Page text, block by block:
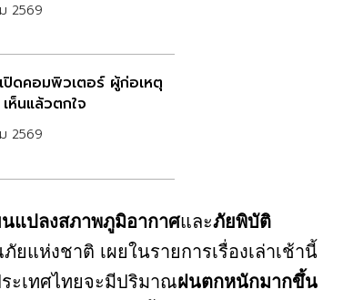
2569
ปิดคอมพิวเตอร์ ผู้ก่อเหตุ
ห็นแล้วตกใจ
2569
แปลงสภาพภูมิอากาศและภัยพิบัติ
แห่งชาติ เผยในรายการเรื่องเล่าเช้านี้
ะเทศไทยจะมีปริมาณฝนตกหนักมากขึ้น